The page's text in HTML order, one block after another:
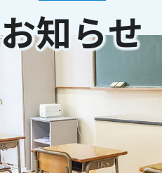
お知らせ